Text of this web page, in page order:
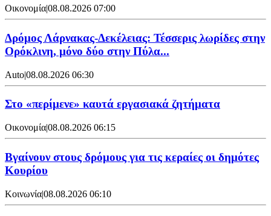
Οικονομία|08.08.2026 07:00
Δρόμος Λάρνακας-Δεκέλειας: Τέσσερις λωρίδες στην
Ορόκλινη, μόνο δύο στην Πύλα...
Auto|08.08.2026 06:30
Στο «περίμενε» καυτά εργασιακά ζητήματα
Οικονομία|08.08.2026 06:15
Βγαίνουν στους δρόμους για τις κεραίες οι δημότες
Κουρίου
Κοινωνία|08.08.2026 06:10